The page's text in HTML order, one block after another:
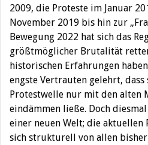
2009, die Proteste im Januar
November 2019 bis hin zur
Bewegung 2022 hat sich das
größtmöglicher Brutalität
historischen Erfahrungen
engste Vertrauten gelehrt, dass
Protestwelle nur mit den alten
eindämmen ließe. Doch
einer neuen Welt; die aktuellen
sich strukturell von allen